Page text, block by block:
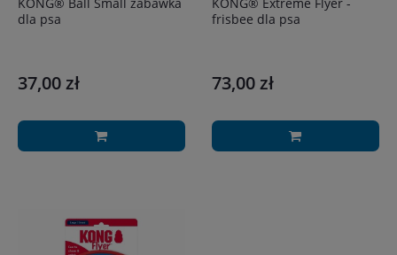
dla psa
37,00 zł
frisbee dla psa
73,00 zł